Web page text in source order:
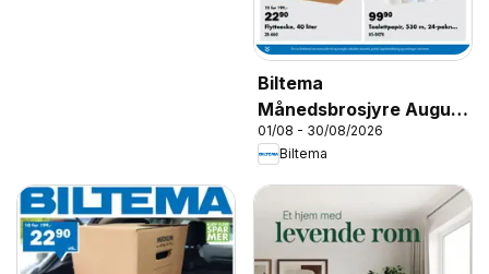
Biltema
Månedsbrosjyre August
- National
01/08 - 30/08/2026
Biltema